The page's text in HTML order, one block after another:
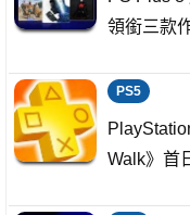
領銜三款
PS5
Walk》首